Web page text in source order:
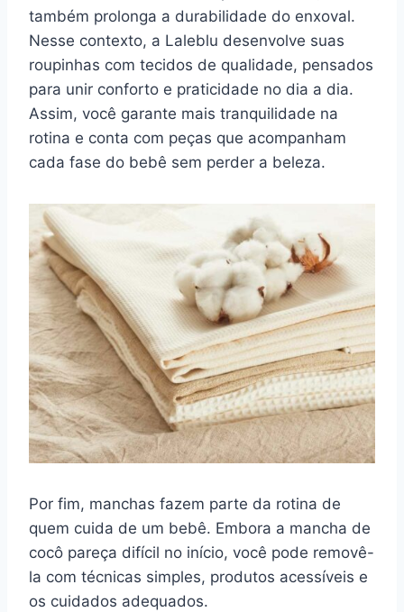
também prolonga a durabilidade do enxoval.
Nesse contexto, a Laleblu desenvolve suas
roupinhas com tecidos de qualidade, pensados
para unir conforto e praticidade no dia a dia.
Assim, você garante mais tranquilidade na
rotina e conta com peças que acompanham
cada fase do bebê sem perder a beleza.
Por fim, manchas fazem parte da rotina de
quem cuida de um bebê. Embora a mancha de
cocô pareça difícil no início, você pode removê-
la com técnicas simples, produtos acessíveis e
os cuidados adequados.